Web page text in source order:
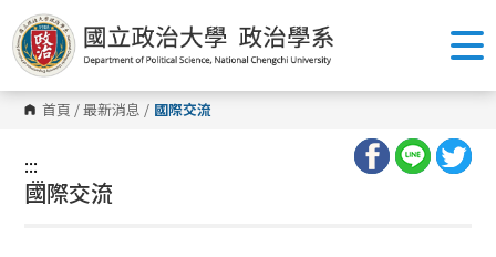
跳
到
主
要
內
容
區 首頁 /最新消息 / 國際交流
:::
:::
國際交流